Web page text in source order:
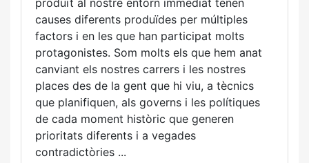
produït al nostre entorn immediat tenen
causes diferents produïdes per múltiples
factors i en les que han participat molts
protagonistes. Som molts els que hem anat
canviant els nostres carrers i les nostres
places des de la gent que hi viu, a tècnics
que planifiquen, als governs i les polítiques
de cada moment històric que generen
prioritats diferents i a vegades
contradictòries ...